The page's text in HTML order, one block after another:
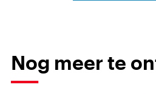
Nog meer te